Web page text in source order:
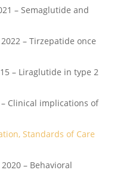
– Semaglutide and
– Tirzepatide once
– Liraglutide in type 2
– Clinical implications of
Standards of Care
– Behavioral